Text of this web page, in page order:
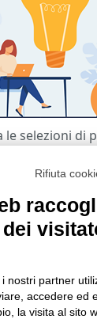
le selezioni di
Rifiuta
nostri partner
accedere ed
la visita al sito